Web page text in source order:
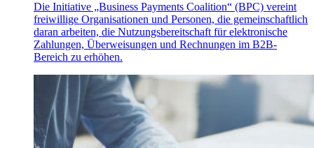
Die Initiative „Business Payments Coalition“ (BPC) vereint
freiwillige Organisationen und Personen, die gemeinschaftlich
daran arbeiten, die Nutzungsbereitschaft für elektronische
Zahlungen, Überweisungen und Rechnungen im B2B-
Bereich zu erhöhen.